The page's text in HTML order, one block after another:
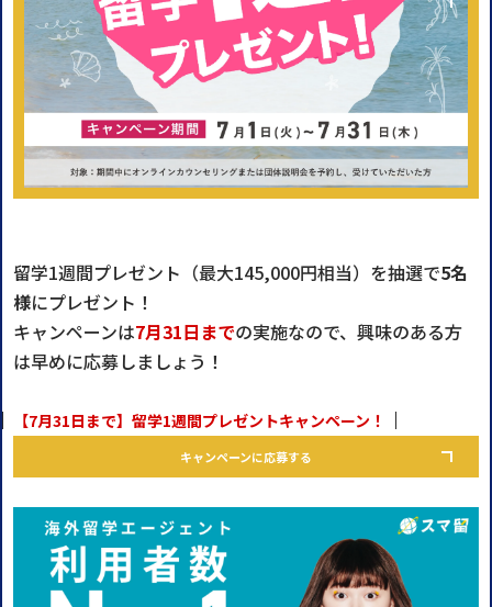
留学1週間プレゼント（最大145,000円相当）を抽選で5名
様にプレゼント！
キャンペーンは7月31日までの実施なので、興味のある方
は早めに応募しましょう！
【7月31日まで】留学1週間プレゼントキャンペーン！
キャンペーンに応募する